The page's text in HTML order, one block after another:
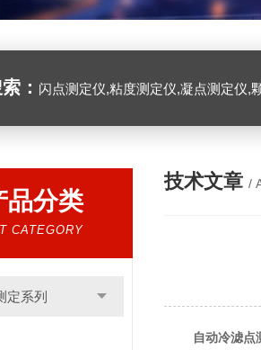
： 闪点测定仪,粘度测定仪,凝点测定仪,
品分类
CATEGORY
定系列
技术文章 /
自动冷滤点